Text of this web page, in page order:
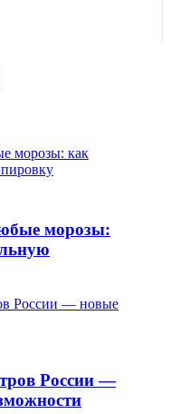
морозы:
России —